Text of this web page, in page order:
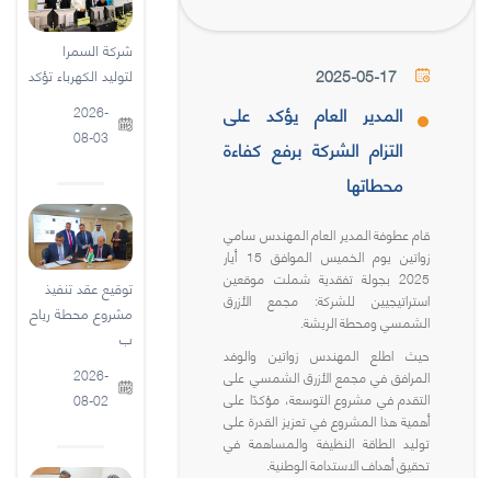
شركة السمرا
لتوليد الكهرباء تؤكد
2026-
08-03
توقيع عقد تنفيذ
مشروع محطة رياح
ب
2026-
08-02
2025-05-17
المدير العام يؤكد على
التزام الشركة برفع كفاءة
محطاتها
قام عطوفة المدير العام المهندس سامي
زواتين يوم الخميس الموافق 15 أيار
2025 بجولة تفقدية شملت موقعين
استراتيجيين للشركة: مجمع الأزرق
الشمسي ومحطة الريشة.
حيث اطلع المهندس زواتين والوفد
المرافق في مجمع الأزرق الشمسي على
التقدم في مشروع التوسعة، مؤكدًا على
أهمية هذا المشروع في تعزيز القدرة على
توليد الطاقة النظيفة والمساهمة في
تحقيق أهداف الاستدامة الوطنية.